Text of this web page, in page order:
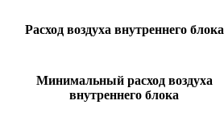
Расход воздуха внутреннего блока
Минимальный расход воздуха
внутреннего блока